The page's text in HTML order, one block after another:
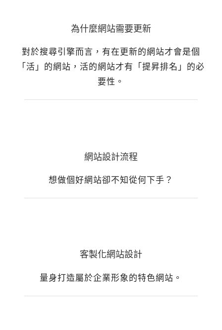
為什麼網站需要更新
對於搜尋引擎而言，有在更新的網站才會是個
「活」的網站，活的網站才有「提昇排名」的必
要性。
網站設計流程
想做個好網站卻不知從何下手？
客製化網站設計
量身打造屬於企業形象的特色網站。